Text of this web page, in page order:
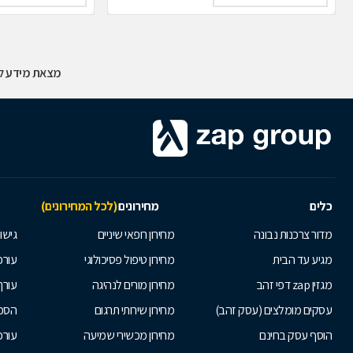
מצאת מידע
כלים מחירונים(לכל המחירונים)
מדור צרכנות נבונה
מגיע עד הבית
מגזין zap דפי זהב
עסקים מומלצים (עסק זהב)
הוסף עסק בחינם
מחירון רופאי שיניים
מחירון טיפול פסיכולוגי
מחירון מורים לנהיגה
מחירון שירותי תרגום
מחירון מכשירי שמיעה